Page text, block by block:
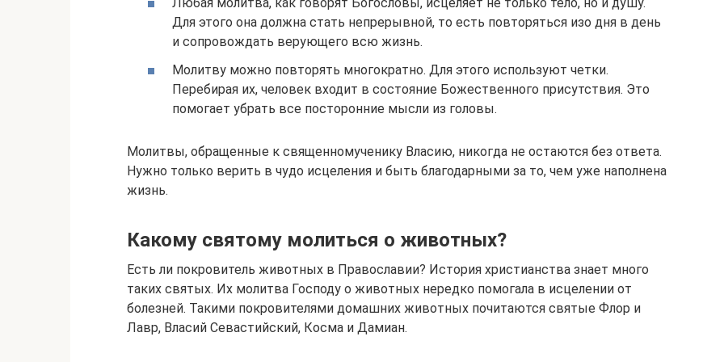
Для этого она должна стать непрерывной, то есть повторяться изо дня в день
и сопровождать верующего всю жизнь.
Молитву можно повторять многократно. Для этого используют четки.
Перебирая их, человек входит в состояние Божественного присутствия. Это
помогает убрать все посторонние мысли из головы.
Молитвы, обращенные к священномученику Власию, никогда не остаются без ответа.
Нужно только верить в чудо исцеления и быть благодарными за то, чем уже наполнена
жизнь.
Какому святому молиться о животных?
Есть ли покровитель животных в Православии? История христианства знает много
таких святых. Их молитва Господу о животных нередко помогала в исцелении от
болезней. Такими покровителями домашних животных почитаются святые Флор и
Лавр, Власий Севастийский, Косма и Дамиан.